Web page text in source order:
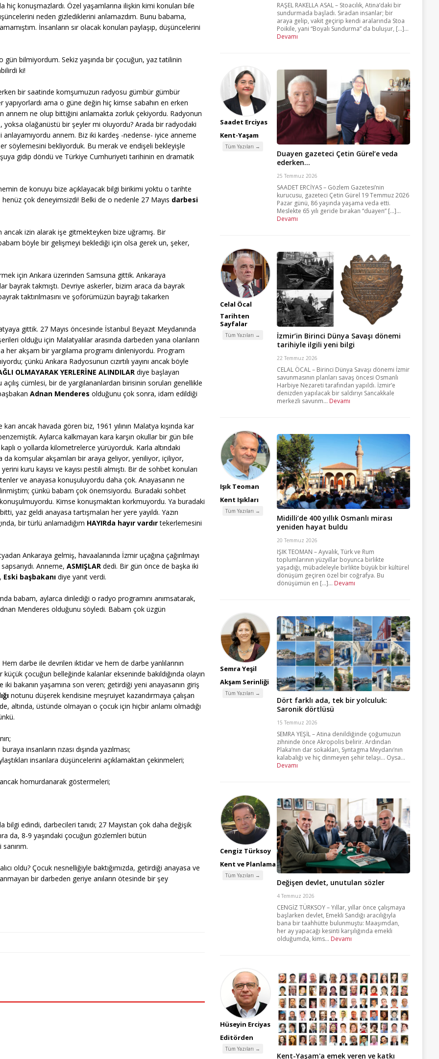
hiç konuşmazlardı. Özel yaşamlarına ilişkin kimi konuları bile
neden gizlediklerini anlamazdım. Bunu babama,
İnsanların sır olacak konuları paylaşıp, düşüncelerini
bilmiyordum. Sekiz yaşında bir çocuğun, yaz tatilinin
ki!
erken bir saatinde komşumuzun radyosu gümbür gümbür
yapıyorlardı ama o güne değin hiç kimse sabahın en erken
annem ne olup bittiğini anlamakta zorluk çekiyordu. Radyonun
yoksa olağanüstü bir şeyler mi oluyordu? Arada bir radyodaki
annem. Biz iki kardeş -nedense- iyice anneme
söylemesini bekliyorduk. Bu merak ve endişeli bekleyişle
gidip döndü ve Türkiye Cumhuriyeti tarihinin en dramatik
de konuyu bize açıklayacak bilgi birikimi yoktu o tarihte
henüz çok deneyimsizdi! Belki de o nedenle 27 Mayıs darbesi
izin alarak işe gitmekteyken bize uğramış. Bir
babam böyle bir gelişmeyi beklediği için olsa gerek un, şeker,
için Ankara üzerinden Samsuna gittik. Ankaraya
bayrak takmıştı. Devriye askerler, bizim araca da bayrak
taktırılmasını ve şoförümüzün bayrağı takarken
gittik. 27 Mayıs öncesinde İstanbul Beyazıt Meydanında
olduğu için Malatyalılar arasında darbeden yana olanların
her akşam bir yargılama programı dinleniyordu. Program
çünkü Ankara Radyosunun cızırtılı yayını ancak böyle
OLMAYARAK YERLERİNE ALINDILARdiye başlayan
cümlesi, bir de yargılananlardan birisinin soruları genellikle
Adnan Menderes olduğunu çok sonra, idam edildiği
ancak havada gören biz, 1961 yılının Malatya kışında kar
Aylarca kalkmayan kara karşın okullar bir gün bile
o yollarda kilometrelerce yürüyorduk. Karla altındaki
da komşular akşamları bir araya geliyor, yeniliyor, içiliyor,
kuru kayısı ve kayısı pestili almıştı. Bir de sohbet konuları
ve anayasa konuşuluyordu daha çok. Anayasanın ne
çünkü babam çok önemsiyordu. Buradaki sohbet
Kimse konuşmaktan korkmuyordu. Ya buradaki
yaz geldi anayasa tartışmaları her yere yayıldı. Yazın
bir türlü anlamadığım HAYIRda hayır vardırtekerlemesini
Ankaraya gelmiş, havaalanında İzmir uçağına çağırılmayı
Anneme, ASMIŞLARdedi. Bir gün önce de başka iki
Eski başbakanıdiye yanıt verdi.
babam, aylarca dinlediği o radyo programını anımsatarak,
Menderes olduğunu söyledi. Babam çok üzgün
darbe ile devrilen iktidar ve hem de darbe yanlılarının
çocuğun belleğinde kalanlar ekseninde bakıldığında olayın
bakanın yaşamına son veren; getirdiği yeni anayasanın giriş
notunu düşerek kendisine meşruiyet kazandırmaya çalışan
altında, üstünde olmayan o çocuk için hiçbir anlamı olmadığı
insanların rızası dışında yazılması;
insanlara düşüncelerini açıklamaktan çekinmeleri;
ancak homurdanarak göstermeleri;
edindi, darbecileri tanıdı; 27 Mayıstan çok daha değişik
da, 8-9 yaşındaki çocuğun gözlemleri bütün
oldu? Çocuk nesnelliğiyle baktığımızda, getirdiği anayasa ve
bir darbeden geriye anıların ötesinde bir şey
RAŞEL RAKELLA ASAL – Stoacılık, Atina’daki bir
sundurmada başladı. Sıradan insanlar; bir
araya gelip, vakit geçirip kendi aralarında Stoa
Poikile, yani “Boyalı Sundurma” da buluşur, [...]...
Devamı
Saadet Erciyas
Kent-Yaşam
Tüm Yazıları →
Duayen gazeteci Çetin Gürel’e veda
ederken…
25 Temmuz 2026
SAADET ERCİYAS – Gözlem Gazetesi’nin
kurucusu, gazeteci Çetin Gürel 19 Temmuz 2026
Pazar günü, 86 yaşında yaşama veda etti.
Meslekte 65 yılı geride bırakan “duayen” [...]...
Devamı
Celal Öcal
Tarihten
Sayfalar
Tüm Yazıları →
İzmir’in Birinci Dünya Savaşı dönemi
tarihiyle ilgili yeni bilgi
22 Temmuz 2026
CELAL ÖCAL – Birinci Dünya Savaşı dönemi İzmir
savunmasının planları savaş öncesi Osmanlı
Harbiye Nezareti tarafından yapıldı. İzmir’e
denizden yapılacak bir saldırıyı Sancakkale
merkezli savunm... Devamı
Işık Teoman
Kent Işıkları
Tüm Yazıları →
Midilli’de 400 yıllık Osmanlı mirası
yeniden hayat buldu
20 Temmuz 2026
IŞIK TEOMAN – Ayvalık, Türk ve Rum
toplumlarının yüzyıllar boyunca birlikte
yaşadığı, mübadeleyle birlikte büyük bir kültürel
dönüşüm geçiren özel bir coğrafya. Bu
dönüşümün en [...]... Devamı
Semra Yeşil
Akşam Serinliği
Tüm Yazıları →
Dört farklı ada, tek bir yolculuk:
Saronik dörtlüsü
15 Temmuz 2026
SEMRA YEŞİL – Atina denildiğinde çoğumuzun
zihninde önce Akropolis belirir. Ardından
Plaka’nın dar sokakları, Syntagma Meydanı’nın
kalabalığı ve hiç dinmeyen şehir telaşı… Oysa...
Devamı
Cengiz Türksoy
Kent ve Planlama
Tüm Yazıları →
Değişen devlet, unutulan sözler
4 Temmuz 2026
CENGİZ TÜRKSOY – Yıllar, yıllar önce çalışmaya
başlarken devlet, Emekli Sandığı aracılığıyla
bana bir taahhütte bulunmuştu: Maaşımdan,
her ay yapacağı kesinti karşılığında emekli
olduğumda, kims... Devamı
Hüseyin Erciyas
Editörden
Tüm Yazıları →
Kent-Yaşam'a emek veren ve katkı